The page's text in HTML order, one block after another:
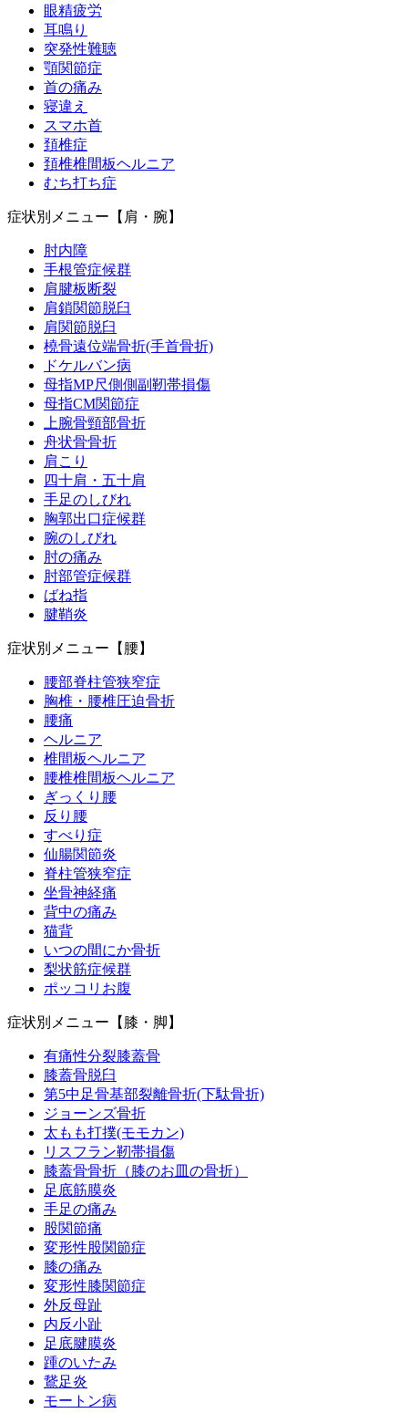
眼精疲労
耳鳴り
突発性難聴
顎関節症
首の痛み
寝違え
スマホ首
頚椎症
頚椎椎間板ヘルニア
むち打ち症
症状別メニュー【肩・腕】
肘内障
手根管症候群
肩腱板断裂
肩鎖関節脱臼
肩関節脱臼
橈骨遠位端骨折(手首骨折)
ドケルバン病
母指MP尺側側副靭帯損傷
母指CM関節症
上腕骨頸部骨折
舟状骨骨折
肩こり
四十肩・五十肩
手足のしびれ
胸郭出口症候群
腕のしびれ
肘の痛み
肘部管症候群
ばね指
腱鞘炎
症状別メニュー【腰】
腰部脊柱管狭窄症
胸椎・腰椎圧迫骨折
腰痛
ヘルニア
椎間板ヘルニア
腰椎椎間板ヘルニア
ぎっくり腰
反り腰
すべり症
仙腸関節炎
脊柱管狭窄症
坐骨神経痛
背中の痛み
猫背
いつの間にか骨折
梨状筋症候群
ポッコリお腹
症状別メニュー【膝・脚】
有痛性分裂膝蓋骨
膝蓋骨脱臼
第5中足骨基部裂離骨折(下駄骨折)
ジョーンズ骨折
太もも打撲(モモカン)
リスフラン靭帯損傷
膝蓋骨骨折（膝のお皿の骨折）
足底筋膜炎
手足の痛み
股関節痛
変形性股関節症
膝の痛み
変形性膝関節症
外反母趾
内反小趾
足底腱膜炎
踵のいたみ
鵞足炎
モートン病